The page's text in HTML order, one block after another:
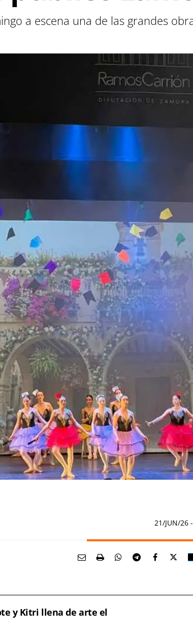
a escena una de las grandes
21/JUN/26
y Kitri llena de arte el